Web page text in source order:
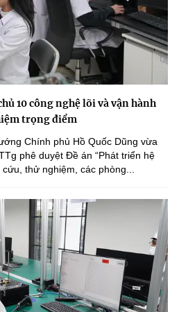
10 công nghệ lõi và vận hành
trọng điểm
Chính phủ Hồ Quốc Dũng vừa
phê duyệt Đề án “Phát triển hệ
thử nghiệm, các phòng...